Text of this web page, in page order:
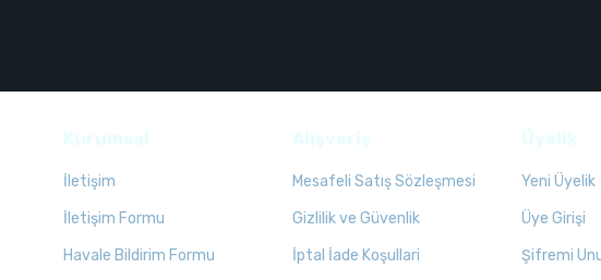
İletişim
İletişim Formu
Havale Bildirim Formu
Mesafeli Satış Sözleşmesi
Gizlilik ve Güvenlik
İptal İade Koşullari
Yeni Üyelik
Üye Girişi
Şifremi